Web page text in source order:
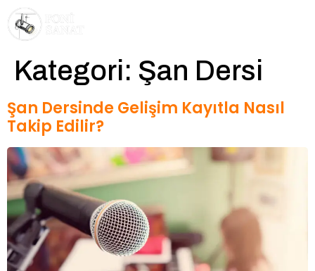
Kategori: Şan Dersi
Şan Dersinde Gelişim Kayıtla Nasıl
Takip Edilir?